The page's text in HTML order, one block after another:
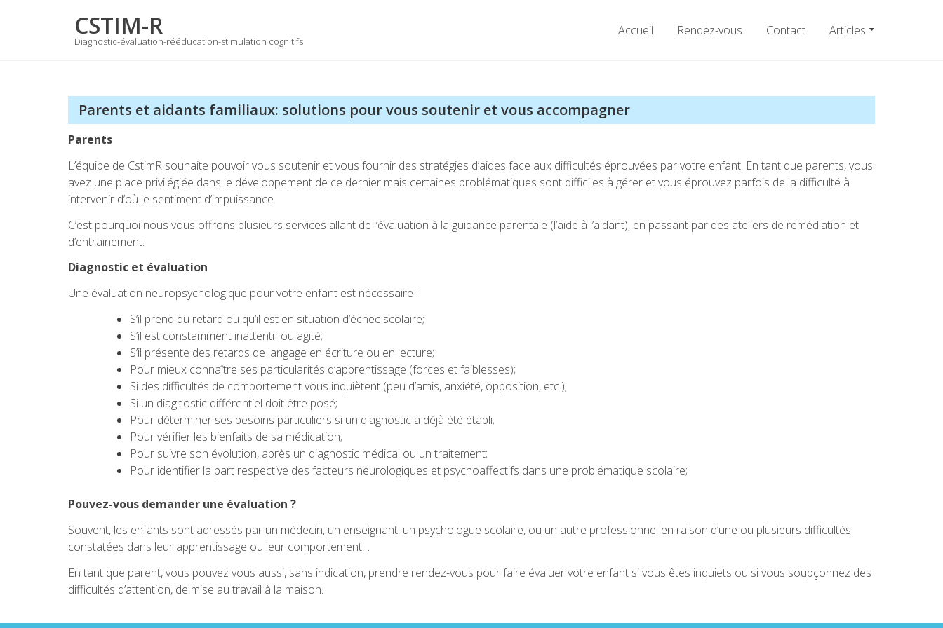
CSTIM-R
Diagnostic-évaluation-rééducation-stimulation cognitifs
Accueil Rendez-vous Contact Articles
Parents et aidants familiaux: solutions pour vous soutenir et vous accompagner
Parents
L’équipe de CstimR souhaite pouvoir vous soutenir et vous fournir des stratégies d’aides face aux difficultés éprouvées par votre enfant. En tant que parents, vous
avez une place privilégiée dans le développement de ce dernier mais certaines problématiques sont difficiles à gérer et vous éprouvez parfois de la difficulté à
intervenir d’où le sentiment d’impuissance.
C’est pourquoi nous vous offrons plusieurs services allant de l’évaluation à la guidance parentale (l’aide à l’aidant), en passant par des ateliers de remédiation et
d’entrainement.
Diagnostic et évaluation
Une évaluation neuropsychologique pour votre enfant est nécessaire :
S’il prend du retard ou qu’il est en situation d’échec scolaire;
S’il est constamment inattentif ou agité;
S’il présente des retards de langage en écriture ou en lecture;
Pour mieux connaître ses particularités d’apprentissage (forces et faiblesses);
Si des difficultés de comportement vous inquiètent (peu d’amis, anxiété, opposition, etc.);
Si un diagnostic différentiel doit être posé;
Pour déterminer ses besoins particuliers si un diagnostic a déjà été établi;
Pour vérifier les bienfaits de sa médication;
Pour suivre son évolution, après un diagnostic médical ou un traitement;
Pour identifier la part respective des facteurs neurologiques et psychoaffectifs dans une problématique scolaire;
Pouvez-vous demander une évaluation ?
Souvent, les enfants sont adressés par un médecin, un enseignant, un psychologue scolaire, ou un autre professionnel en raison d’une ou plusieurs difficultés
constatées dans leur apprentissage ou leur comportement…
En tant que parent, vous pouvez vous aussi, sans indication, prendre rendez-vous pour faire évaluer votre enfant si vous êtes inquiets ou si vous soupçonnez des
difficultés d’attention, de mise au travail à la maison.